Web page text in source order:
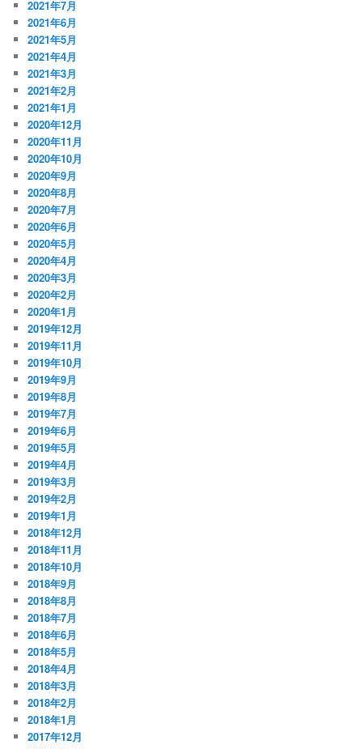
2021年7月
2021年6月
2021年5月
2021年4月
2021年3月
2021年2月
2021年1月
2020年12月
2020年11月
2020年10月
2020年9月
2020年8月
2020年7月
2020年6月
2020年5月
2020年4月
2020年3月
2020年2月
2020年1月
2019年12月
2019年11月
2019年10月
2019年9月
2019年8月
2019年7月
2019年6月
2019年5月
2019年4月
2019年3月
2019年2月
2019年1月
2018年12月
2018年11月
2018年10月
2018年9月
2018年8月
2018年7月
2018年6月
2018年5月
2018年4月
2018年3月
2018年2月
2018年1月
2017年12月